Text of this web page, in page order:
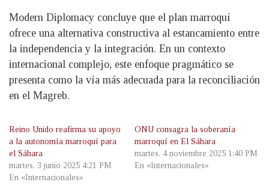
Modern Diplomacy concluye que el plan marroquí
ofrece una alternativa constructiva al estancamiento entre
la independencia y la integración. En un contexto
internacional complejo, este enfoque pragmático se
presenta como la vía más adecuada para la reconciliación
en el Magreb.
Reino Unido reafirma su apoyo
a la autonomía marroquí para
el Sáhara
martes, 3 junio 2025 4:21 PM
En «Internacionales»
ONU consagra la soberanía
marroquí en El Sáhara
martes, 4 noviembre 2025 1:40 PM
En «Internacionales»